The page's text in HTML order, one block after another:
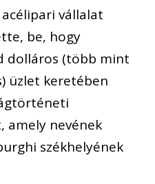
vállalat
be, hogy
dolláros (több mint
üzlet keretében
amely nevének
székhelyének